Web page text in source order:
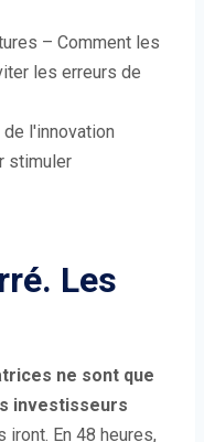
– Comment les
les erreurs de
l'innovation
stimuler
Les
ne sont que
investisseurs
iront. En 48 heures,